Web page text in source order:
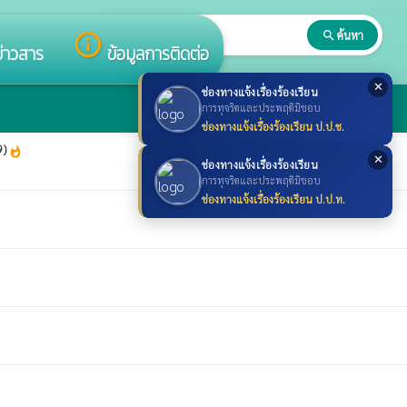
✕
ช่องทางแจ้งเรื่องร้องเรียน
การทุจริตและประพฤติมิชอบ
ช่องทางแจ้งเรื่องร้องเรียน ป.ป.ช.
✕
ช่องทางแจ้งเรื่องร้องเรียน
การทุจริตและประพฤติมิชอบ
ช่องทางแจ้งเรื่องร้องเรียน ป.ป.ท.
วสาร info_outlineข้อมูลการติดต่อ
search ค้นหา
whatshot